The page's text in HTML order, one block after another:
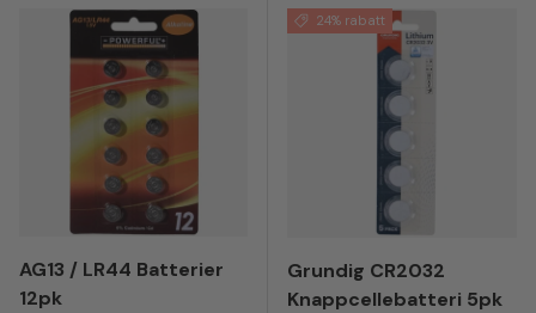
AG13 / LR44 Batterier
12pk
24% rabatt
Grundig CR2032
Knappcellebatteri 5pk